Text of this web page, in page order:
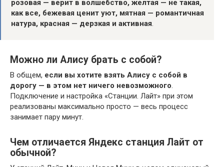
розовая — верит в волшебство, желтая — не такая,
как все, бежевая ценит уют, мятная — романтичная
натура, красная — дерзкая и активная.
Можно ли Алису брать с собой?
В общем, если вы хотите взять Алису с собой в
дорогу — в этом нет ничего невозможного.
Подключение и настройка «Станции. Лайт» при этом
реализованы максимально просто — весь процесс
занимает пару минут.
Чем отличается Яндекс станция Лайт от
обычной?